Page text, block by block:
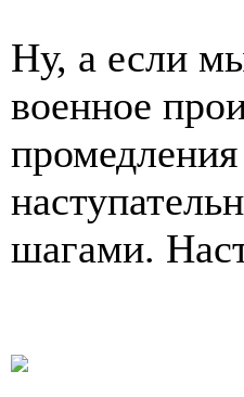
Ну, а если
военное
шагами.